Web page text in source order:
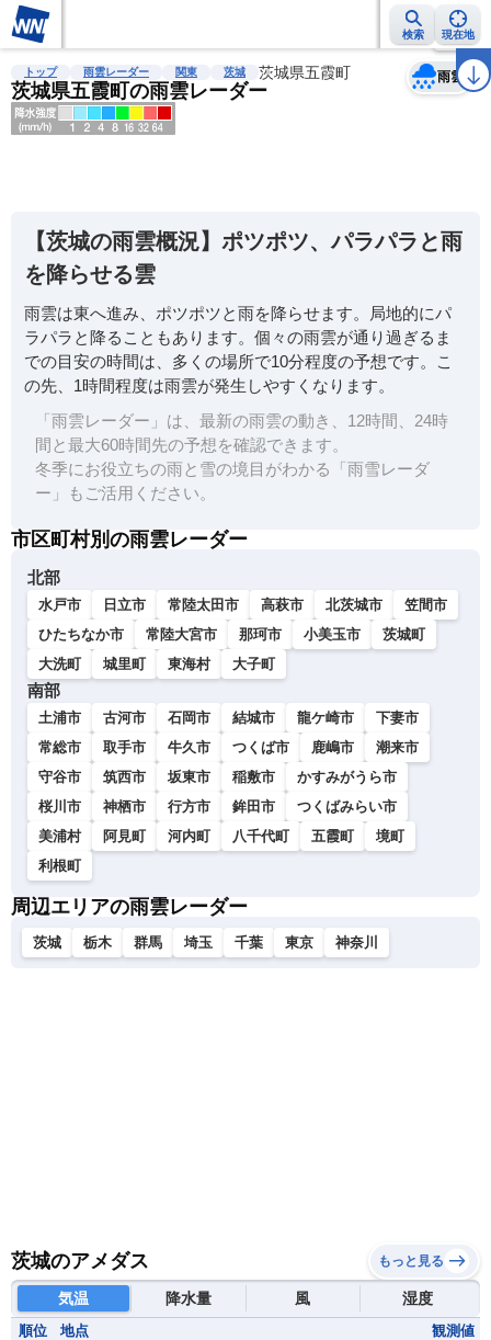
検索 現在地
雨雲レーダー 台風情報 地震情報 警報・注意報 2週間天気 ラ
トップ 雨雲レーダー 関東 茨城 茨城県五霞町
茨城県五霞町の雨雲レーダー
雨雲
天気 台風
【茨城の雨雲概況】ポツポツ、パラパラと雨
を降らせる雲
雨雲は東へ進み、ポツポツと雨を降らせます。局地的にパ
ラパラと降ることもあります。個々の雨雲が通り過ぎるま
での目安の時間は、多くの場所で10分程度の予想です。こ
の先、1時間程度は雨雲が発生しやすくなります。
「雨雲レーダー」は、最新の雨雲の動き、12時間、24時
間と最大60時間先の予想を確認できます。
冬季にお役立ちの雨と雪の境目がわかる「雨雪レーダ
ー」もご活用ください。
市区町村別の雨雲レーダー
北部
水戸市 日立市 常陸太田市 高萩市 北茨城市
笠間市
ひたちなか市
常陸大宮市 那珂市 小美玉市
茨城町
大洗町
城里町 東海村 大子町
南部
土浦市 古河市 石岡市 結城市 龍ケ崎市
下妻市
常総市
取手市 牛久市 つくば市 鹿嶋市
潮来市
守谷市
筑西市 坂東市 稲敷市
かすみがうら市
桜川市
神栖市 行方市 鉾田市
つくばみらい市
美浦村
阿見町 河内町 八千代町 五霞町
境町
利根町
周辺エリアの雨雲レーダー
茨城 栃木 群馬 埼玉 千葉 東京 神奈川
茨城のアメダス もっと見る
気温 降水量 風 湿度
順位 地点 観測値